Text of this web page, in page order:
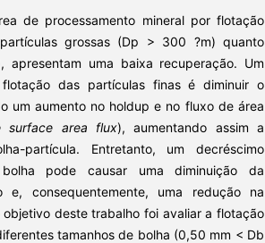
de processamento mineral por flotação
grossas (Dp > 300 ?m) quanto
uma baixa recuperação. Um
das partículas finas é diminuir o
um aumento no holdup e no fluxo de área
surface area flux), aumentando assim a
partícula. Entretanto, um decréscimo
pode causar uma diminuição da
e, consequentemente, uma redução na
deste trabalho foi avaliar a flotação
tamanhos de bolha (0,50 mm < Db